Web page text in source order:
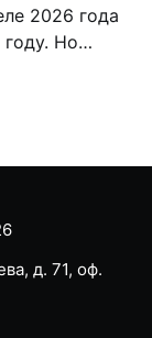
2026 года
Но
д. 71, оф.